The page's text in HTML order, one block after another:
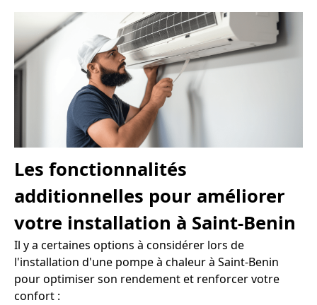
Les fonctionnalités
additionnelles pour améliorer
votre installation à Saint-Benin
Il y a certaines options à considérer lors de
l'installation d'une pompe à chaleur à Saint-Benin
pour optimiser son rendement et renforcer votre
confort :